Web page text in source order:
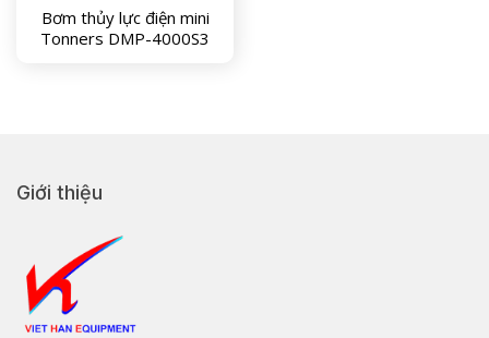
Bơm thủy lực điện mini
Tonners DMP-4000S3
Giới thiệu